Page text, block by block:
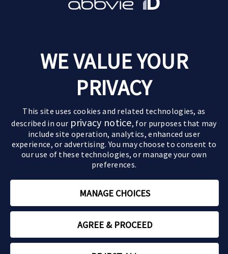
Goede momenten
Leefstijltips
Actief zijn
Relaties
Over parkinson
De ziekte van parkinson
Verloop van de ziekte
Symptomen
Motorische symptomen
Niet-motorische symptomen
Behandelingen
Medicijnen
Geavanceerde behandelingen
Paramedische zorg
Partners & kinderen
Impact op partner en kinderen
Impact op de relatie
Zorgen voor een ouder
Tips om voor jezelf te zorgen
Sommige beelden en personages op deze website
zijn AI-gegenereerd of dienen uitsluitend ter
Gebruikersvoorwaarden
Contact
WE VALUE YOUR
PRIVACY
This site uses cookies and related technologies, as
described in our privacy notice, for purposes that may
include site operation, analytics, enhanced user
experience, or advertising. You may choose to consent to
our use of these technologies, or manage your own
preferences.
MANAGE CHOICES
AGREE & PROCEED